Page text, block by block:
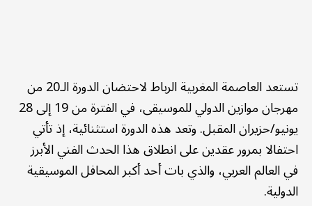
تستعد العاصمة المغربية الرباط لاحتضان الدورة الـ20 من
مهرجان موازين الدولي للموسيقى، في الفترة من 19 إلى 28
يونيو/حزيران المقبل. وتعد هذه الدورة استثنائية، إذ تأتي
احتفالا بمرور عقدين على انطلاق هذا الحدث الفني الأبرز
في العالم العربي، والذي بات أحد أكبر المحافل الموسيقية
الدولية.